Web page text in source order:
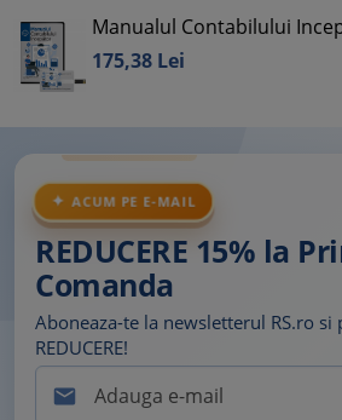
Manualul Contabilului
175,38 Lei
ACUM PE E-MAIL
REDUCERE 15% la
Comanda
Aboneaza-te la newsletterul RS.ro si
REDUCERE!
